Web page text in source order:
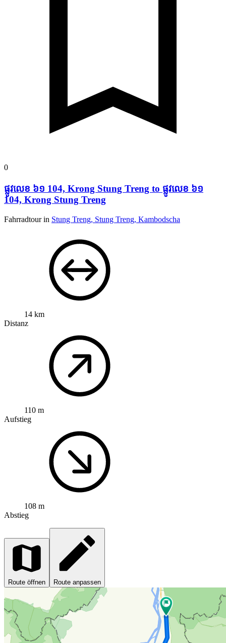
0
ផ្លូវ​លេខ ៦១ 104, Krong Stung Treng to ផ្លូវ​លេខ ៦១
104, Krong Stung Treng
Fahrradtour in Stung Treng, Stung Treng, Kambodscha
14 km
Distanz
110 m
Aufstieg
108 m
Abstieg
Route öffnen Route anpassen